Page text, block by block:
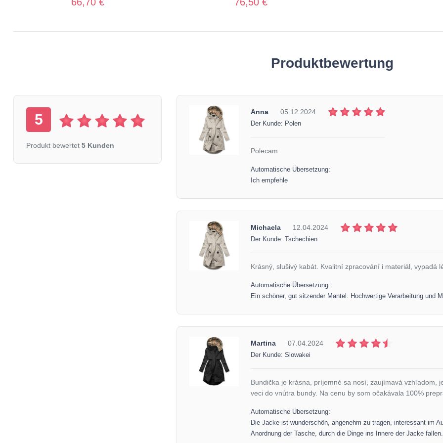
Produktbewertung
5
Produkt bewertet 5 Kunden
Anna 05.12.2024
Der Kunde: Polen
Polecam
Automatische Übersetzung:
Ich empfehle
Michaela 12.04.2024
Der Kunde: Tschechien
Krásný, slušivý kabát. Kvalitní zpracování i materiál, vypadá
Automatische Übersetzung:
Ein schöner, gut sitzender Mantel. Hochwertige Verarbeitung und
Martina 07.04.2024
Der Kunde: Slowakei
Bundička je krásna, príjemné sa nosí, zaujímavá vzhľadom,
veci do vnútra bundy. Na cenu by som očakávala 100%
Automatische Übersetzung:
Die Jacke ist wunderschön, angenehm zu tragen, interessant im
Anordnung der Tasche, durch die Dinge ins Innere der Jacke